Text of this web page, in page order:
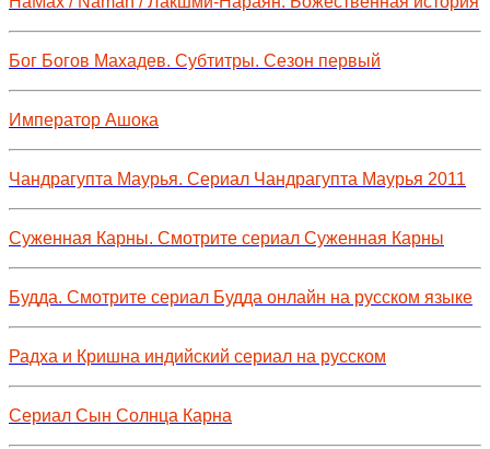
Бог Богов Махадев. Субтитры. Сезон первый
Император Ашока
Чандрагупта Маурья. Сериал Чандрагупта Маурья 2011
Суженная Карны. Смотрите сериал Суженная Карны
Будда. Смотрите сериал Будда онлайн на русском языке
Радха и Кришна индийский сериал на русском
Сериал Сын Солнца Карна